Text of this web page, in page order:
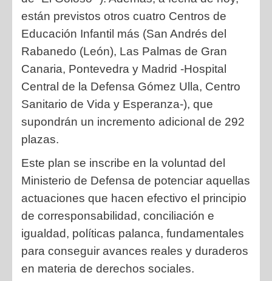
están previstos otros cuatro Centros de
Educación Infantil más (San Andrés del
Rabanedo (León), Las Palmas de Gran
Canaria, Pontevedra y Madrid -Hospital
Central de la Defensa Gómez Ulla, Centro
Sanitario de Vida y Esperanza-), que
supondrán un incremento adicional de 292
plazas.
Este plan se inscribe en la voluntad del
Ministerio de Defensa de potenciar aquellas
actuaciones que hacen efectivo el principio
de corresponsabilidad, conciliación e
igualdad, políticas palanca, fundamentales
para conseguir avances reales y duraderos
en materia de derechos sociales.